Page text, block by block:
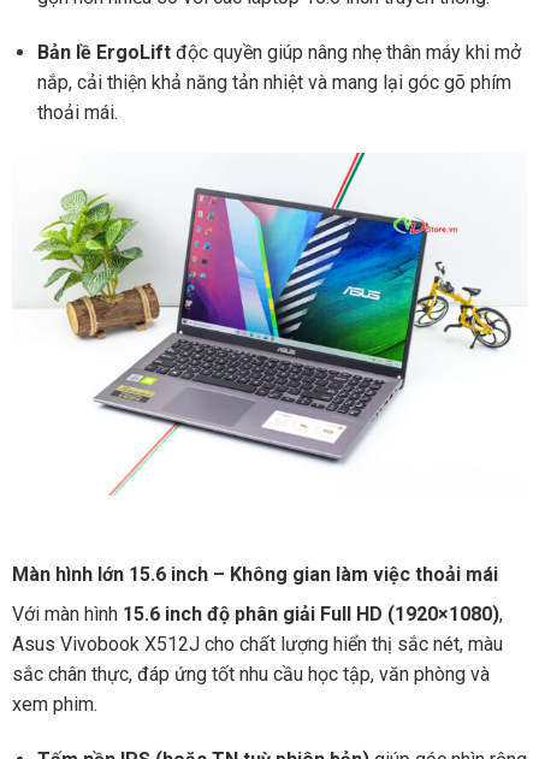
Bản lề ErgoLiftđộc quyền giúp nâng nhẹ thân máy khi mở
nắp, cải thiện khả năng tản nhiệt và mang lại góc gõ phím
thoải mái.
Màn hình lớn 15.6 inch – Không gian làm việc thoải mái
Với màn hình 15.6 inch độ phân giải Full HD (1920×1080),
Asus Vivobook X512J cho chất lượng hiển thị sắc nét, màu
sắc chân thực, đáp ứng tốt nhu cầu học tập, văn phòng và
xem phim.